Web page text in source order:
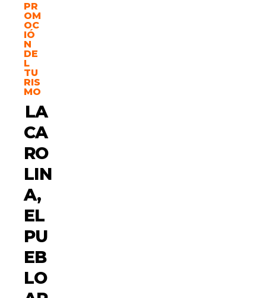
PR
OM
OC
IÓ
N
DE
L
TU
RIS
MO
LA
CA
RO
LIN
A,
EL
PU
EB
LO